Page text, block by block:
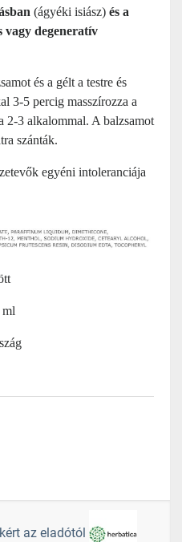
(ágyéki isiász) és a
vagy degeneratív
és a gélt a testre és
3-5 percig masszírozza a
2-3 alkalommal. A balzsamot
szánták.
egyéni intoleranciája
ml
az eladótól